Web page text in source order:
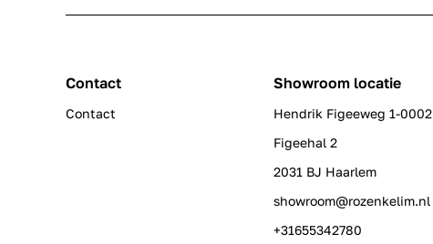
Contact
Contact
Showroom locatie
Hendrik Figeeweg 1-0002
Figeehal 2
2031 BJ Haarlem
showroom@rozenkelim.nl
+31655342780